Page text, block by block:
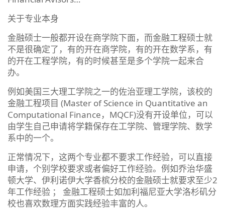
关于专业本身
金融硕士一般都开设在商学院下面，而金融工程硕士就
不是很确定了，有的开在商学院，有的开在数学系，有
的开在工程学院，有的时候甚至是多个学院一起来合
办。
例如美国三大理工学院之一的佐治亚理工学院，该校的
金融工程项目 (Master of Science in Quantitative an
Computational Finance，MQCF)没有开设单位，可以
由学生自己申请将学籍保存在工学院、管理学院、数学
系中的一个。
正常情况下，这两个专业都不要求工作经验，可以直接
申请，个别学校要求或者偏好工作经验。例如乔治华盛
顿大学、伊利诺伊大学香槟分校的金融硕士就要求至少2
年工作经验 ； 金融工程硕士如加利福尼亚大学洛杉矶分
校也喜欢数理方面实践经验丰富的人。